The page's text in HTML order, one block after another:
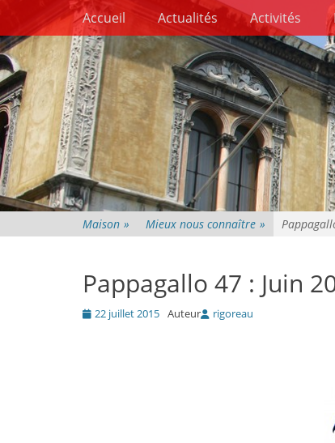
Passer
au
contenu
Premier menu
Accueil Actualités Activités
Maison » Mieux nous connaître »
Pappagallo 47 : Juin
Posté22 juillet 2015 Auteur rigoreau